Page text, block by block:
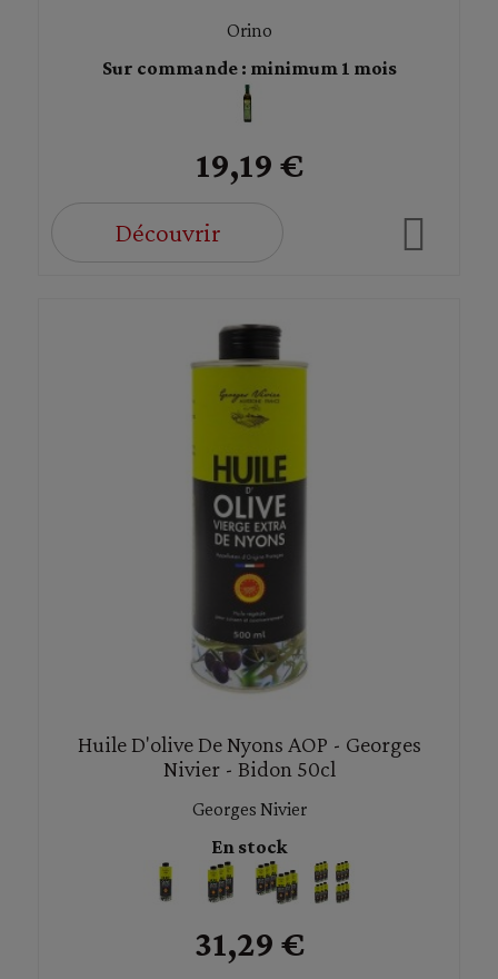
Orino
Sur commande : minimum 1 mois
19,19 €
Découvrir
Huile D'olive De Nyons AOP - Georges
Nivier - Bidon 50cl
Georges Nivier
En stock
31,29 €